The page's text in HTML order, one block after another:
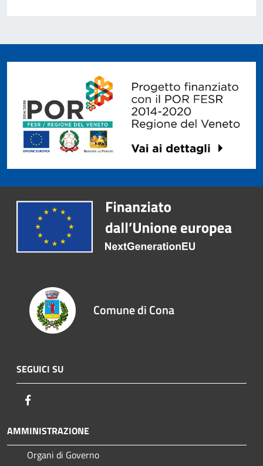
Comune di Cona
SEGUICI SU
AMMINISTRAZIONE
Organi di Governo